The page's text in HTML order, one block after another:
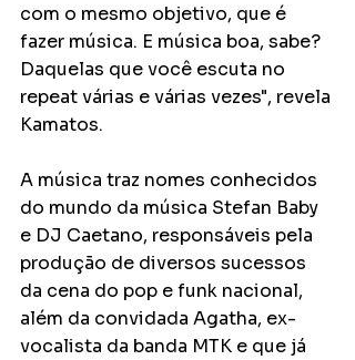
com o mesmo objetivo, que é
fazer música. E música boa, sabe?
Daquelas que você escuta no
repeat várias e várias vezes", revela
Kamatos.
A música traz nomes conhecidos
do mundo da música Stefan Baby
e DJ Caetano, responsáveis pela
produção de diversos sucessos
da cena do pop e funk nacional,
além da convidada Agatha, ex-
vocalista da banda MTK e que já